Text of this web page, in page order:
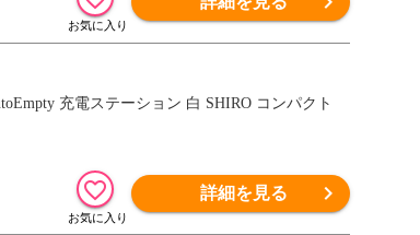
充電ステーション 白 SHIRO コンパクト
詳細を見る